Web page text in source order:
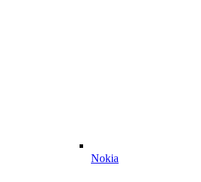
Nokia